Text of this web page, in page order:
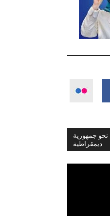
إلى الأمام نحو جمهورية
ديمقراطية